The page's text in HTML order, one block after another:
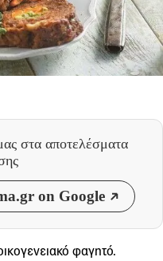
στα αποτελέσματα
on Google
φαγητό.